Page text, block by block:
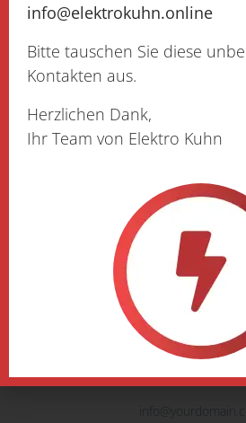
Menu
About
Blog
Contact
Patricia C. Amedee 4401 Waldeck
TX 76051
info@elektrokuhn.online
Bitte tauschen Sie diese
Kontakten aus.
Herzlichen Dank,
Ihr Team von Elektro Kuhn